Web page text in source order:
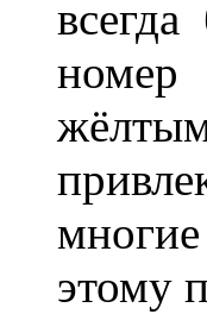
номер
этому